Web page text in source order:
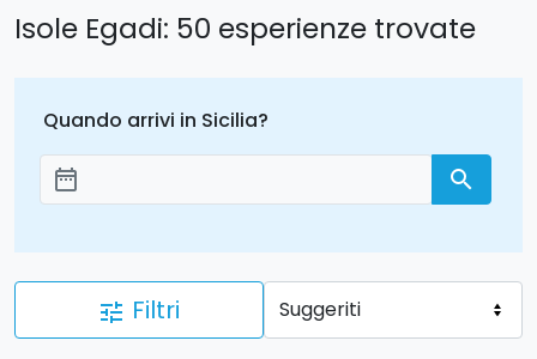
Isole Egadi: 50 esperienze trovate
Quando arrivi in Sicilia?
Aggiungi le date
date_range search
tune Filtri